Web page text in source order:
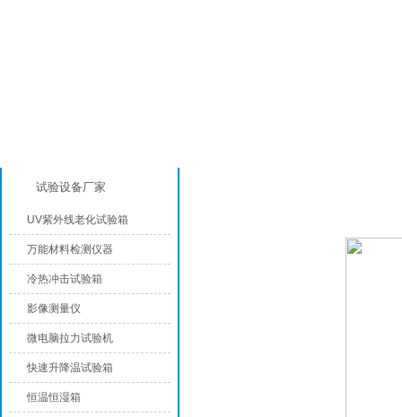
试验设备厂家
UV紫外线老化试验箱
万能材料检测仪器
冷热冲击试验箱
影像测量仪
微电脑拉力试验机
快速升降温试验箱
恒温恒湿箱